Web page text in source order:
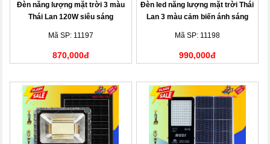
Đèn năng lượng mặt trời 3 màu
Thái Lan 120W siêu sáng
Mã SP: 11197
870,000đ
Đèn led năng lượng mặt trời Thái
Lan 3 màu cảm biến ánh sáng
Mã SP: 11198
990,000đ